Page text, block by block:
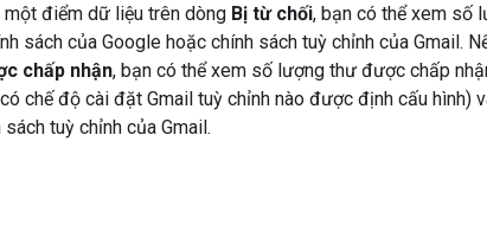
một điểm dữ liệu trên dòng Bị từ chối, bạn có thể xem số
sách của Google hoặc chính sách tuỳ chỉnh của Gmail.
chấp nhận, bạn có thể xem số lượng thư được chấp
chế độ cài đặt Gmail tuỳ chỉnh nào được định cấu hình)
tuỳ chỉnh của Gmail.